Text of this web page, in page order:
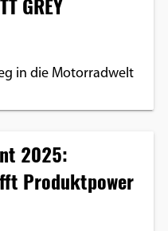
GREY
in die Motorradwelt
2025:
Produktpower